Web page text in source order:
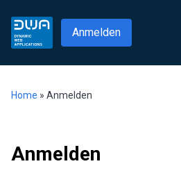
Anmelden
Home » Anmelden
Anmelden